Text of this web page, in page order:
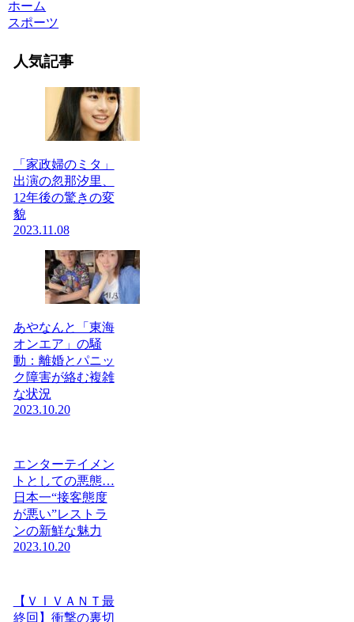
ホーム
スポーツ
人気記事
「家政婦のミタ」
出演の忽那汐里、
12年後の驚きの変
貌
2023.11.08
あやなんと「東海
オンエア」の騒
動：離婚とパニッ
ク障害が絡む複雑
な状況
2023.10.20
エンターテイメン
トとしての悪態…
日本一“接客態度
が悪い”レストラ
ンの新鮮な魅力
2023.10.20
【ＶＩＶＡＮＴ最
終回】衝撃の裏切